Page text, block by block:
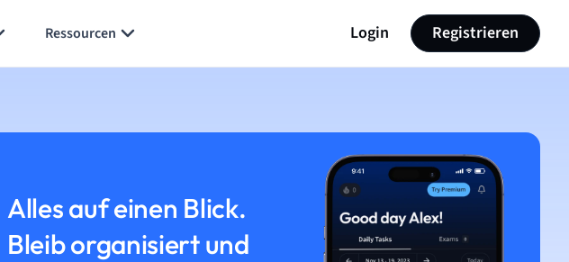
Ressourcen Login Registrieren
Alles auf einen Blick.
Bleib organisiert und